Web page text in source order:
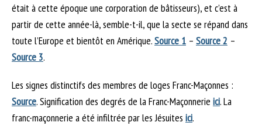
était à cette époque une corporation de bâtisseurs), et c’est à
partir de cette année-là, semble-t-il, que la secte se répand dans
toute l’Europe et bientôt en Amérique.Source 1 – Source 2 –
Source 3.
Les signes distinctifs des membres de loges Franc-Maçonnes :
Source. Signification des degrés de la Franc-Maçonnerie ici. La
franc-maçonnerie a été infiltrée par les Jésuites ici.